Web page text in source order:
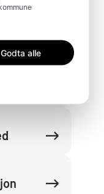
Godta alle